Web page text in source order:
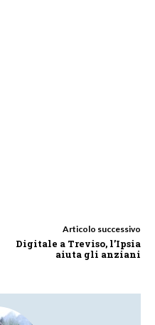
Articolo successivo
Digitale a Treviso, l’Ipsia
aiuta gli anziani